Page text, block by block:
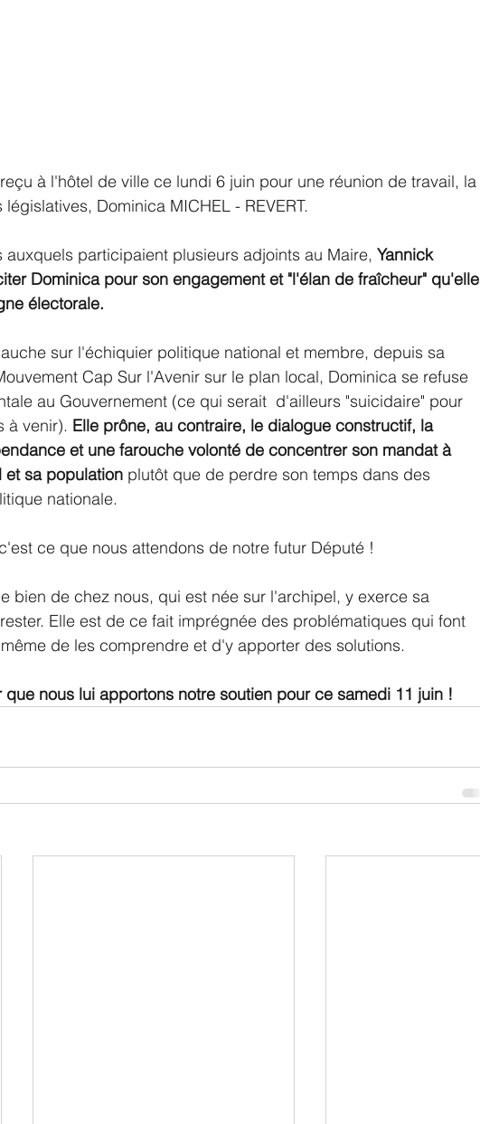
à l'hôtel de ville ce lundi 6 juin pour une réunion de travail, la
Dominica MICHEL - REVERT.
participaient plusieurs adjoints au Maire, Yannick
Dominica pour son engagement et "l'élan de fraîcheur" qu'elle
électorale.
sur l'échiquier politique national et membre, depuis sa
Cap Sur l'Avenir sur le plan local, Dominica se refuse
au Gouvernement (ce qui serait  d'ailleurs "suicidaire" pour
à venir). Elle prône, au contraire, le dialogue constructif, la
et une farouche volonté de concentrer son mandat à
et sa population plutôt que de perdre son temps dans des
nationale.
ce que nous attendons de notre futur Député !
bien de chez nous, qui est née sur l'archipel, y exerce sa
Elle est de ce fait imprégnée des problématiques qui font
de les comprendre et d'y apporter des solutions.
nous lui apportons notre soutien pour ce samedi 11 juin !